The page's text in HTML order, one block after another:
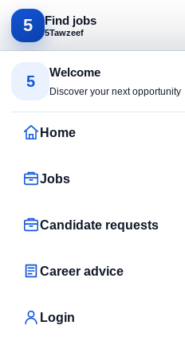
5 Find jobs
5Tawzeef
5
Welcome
Discover your next opportunity
Home
Jobs
Candidate requests
Career advice
Login
Search by specialty
Security jobs
Browse Security jobs by active
opportunities faster.